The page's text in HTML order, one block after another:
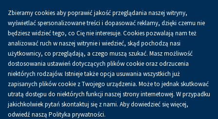
0.00 złKoszykPL
Zbieramy cookies aby poprawić jakość przeglądania naszej witryny,
wyświetlać spersonalizowane treści i dopasować reklamy, dzięki czemu nie
będziesz widzieć tego, co Cię nie interesuje. Cookies pozwalają nam też
analizować ruch w naszej witrynie i wiedzieć, skąd pochodzą nasi
użytkownicy, co przeglądają, a czego muszą szukać. Masz możliwość
dostosowania ustawień dotyczących plików cookie oraz odrzucenia
niektórych rodzajów. Istnieje także opcja usuwania wszystkich już
zapisanych plików cookie z Twojego urządzenia. Może to jednak skutkować
utratą dostępu do niektórych funkcji naszej strony internetowej. W przypadku
jakichkolwiek pytań skontaktuj się z nami. Aby dowiedzieć się więcej,
odwiedź naszą Polityka prywatności.